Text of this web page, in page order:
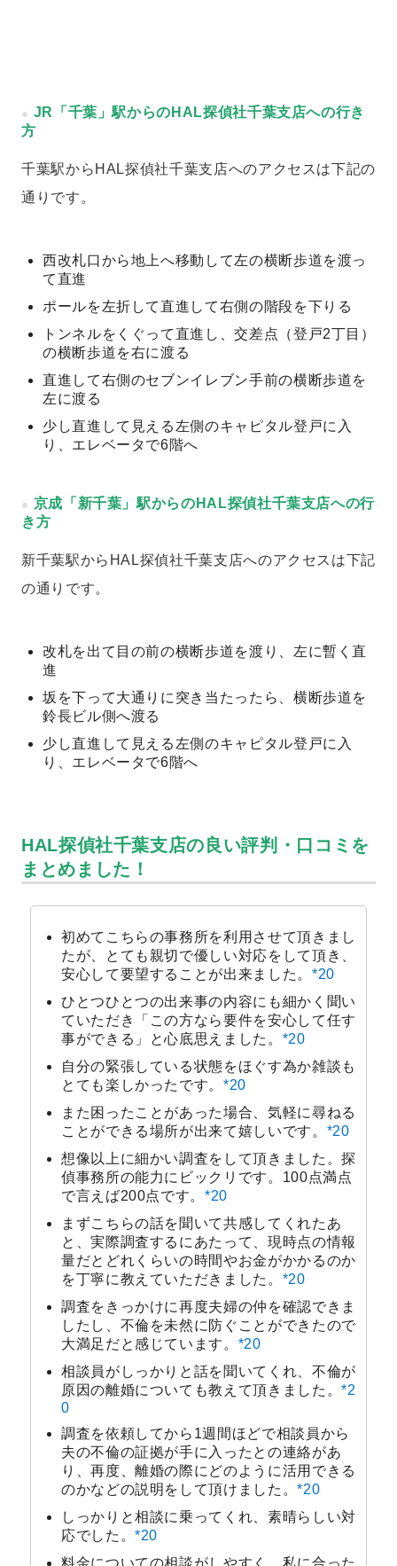
JR「千葉」駅からのHAL探偵社千葉支店への行き
方
千葉駅からHAL探偵社千葉支店へのアクセスは下記の
通りです。
西改札口から地上へ移動して左の横断歩道を渡っ
て直進
ポールを左折して直進して右側の階段を下りる
トンネルをくぐって直進し、交差点（登戸2丁目）
の横断歩道を右に渡る
直進して右側のセブンイレブン手前の横断歩道を
左に渡る
少し直進して見える左側のキャピタル登戸に入
り、エレベータで6階へ
京成「新千葉」駅からのHAL探偵社千葉支店への行
き方
新千葉駅からHAL探偵社千葉支店へのアクセスは下記
の通りです。
改札を出て目の前の横断歩道を渡り、左に暫く直
進
坂を下って大通りに突き当たったら、横断歩道を
鈴長ビル側へ渡る
少し直進して見える左側のキャピタル登戸に入
り、エレベータで6階へ
HAL探偵社千葉支店の良い評判・口コミを
まとめました！
初めてこちらの事務所を利用させて頂きまし
たが、とても親切で優しい対応をして頂き、
安心して要望することが出来ました。 *20
ひとつひとつの出来事の内容にも細かく聞い
ていただき「この方なら要件を安心して任す
事ができる」と心底思えました。 *20
自分の緊張している状態をほぐす為か雑談も
とても楽しかったです。*20
また困ったことがあった場合、気軽に尋ねる
ことができる場所が出来て嬉しいです。 *20
想像以上に細かい調査をして頂きました。探
偵事務所の能力にビックリです。100点満点
で言えば200点です。*20
まずこちらの話を聞いて共感してくれたあ
と、実際調査するにあたって、現時点の情報
量だとどれくらいの時間やお金がかかるのか
を丁寧に教えていただきました。 *20
調査をきっかけに再度夫婦の仲を確認できま
したし、不倫を未然に防ぐことができたので
大満足だと感じています。 *20
相談員がしっかりと話を聞いてくれ、不倫が
原因の離婚についても教えて頂きました。*2
0
調査を依頼してから1週間ほどで相談員から
夫の不倫の証拠が手に入ったとの連絡があ
り、再度、離婚の際にどのように活用できる
のかなどの説明をして頂けました。*20
しっかりと相談に乗ってくれ、素晴らしい対
応でした。*20
料金についての相談がしやすく、私に合った